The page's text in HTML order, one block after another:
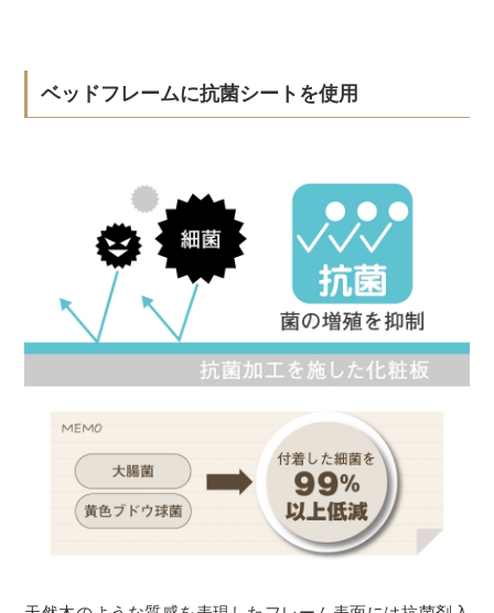
ベッドフレームに抗菌シートを使用